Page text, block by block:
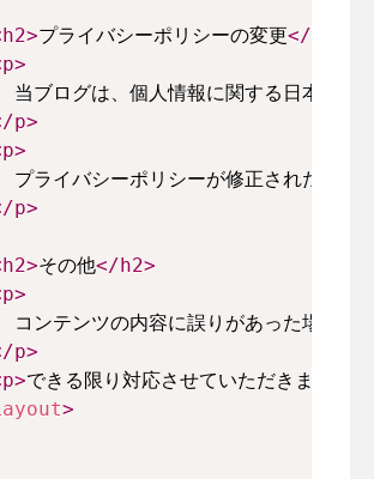
h2>プライバシーポリシーの変更</
p>
ブログは、個人情報に関する日本国の
p>
p>
ライバシーポリシーが修正された場合
p>
h2>その他</h2>
p>
ンテンツの内容に誤りがあった場合は
p>
p>できる限り対応させていただきます。
>